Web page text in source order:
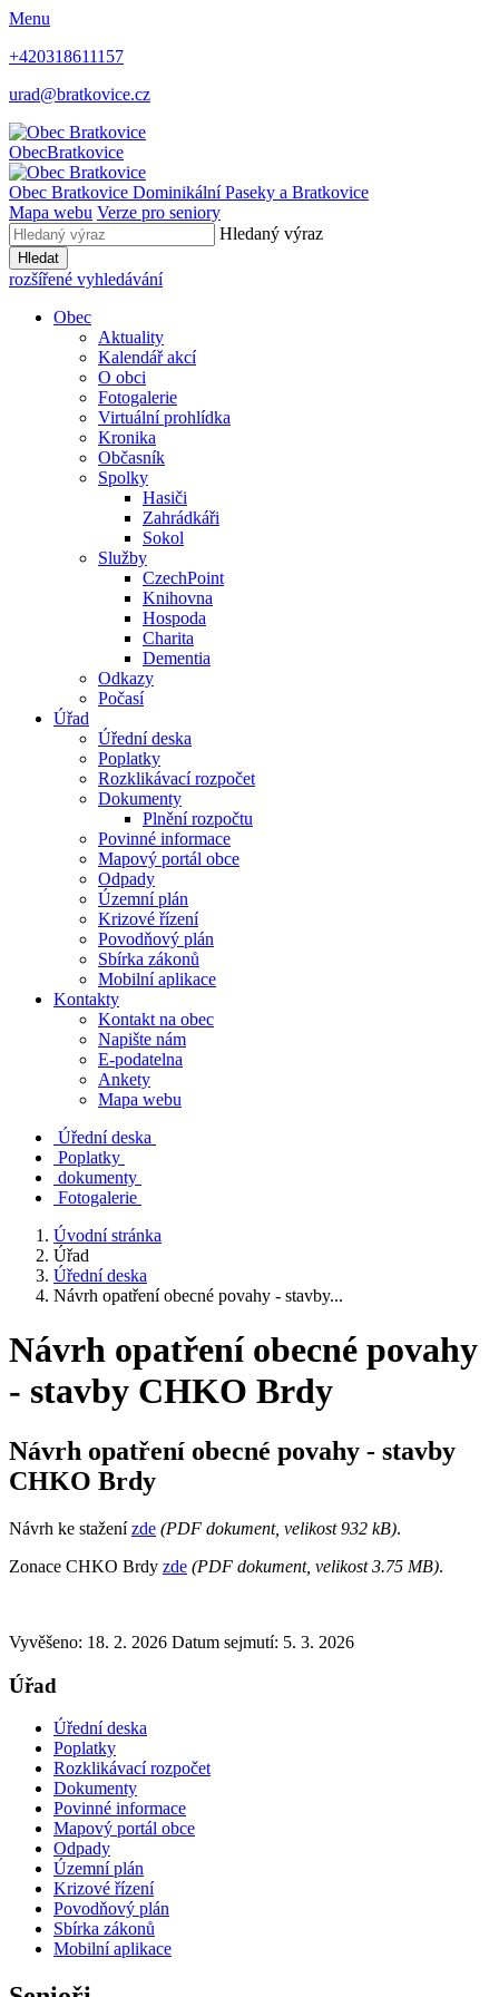
Menu
+420318611157
urad@bratkovice.cz
ObecBratkovice
Obec Bratkovice Dominikální Paseky a Bratkovice
Mapa webu Verze pro seniory
Hledaný výraz
Hledat
rozšířené vyhledávání
Obec
Aktuality
Kalendář akcí
O obci
Fotogalerie
Virtuální prohlídka
Kronika
Občasník
Spolky
Hasiči
Zahrádkáři
Sokol
Služby
CzechPoint
Knihovna
Hospoda
Charita
Dementia
Odkazy
Počasí
Úřad
Úřední deska
Poplatky
Rozklikávací rozpočet
Dokumenty
Plnění rozpočtu
Povinné informace
Mapový portál obce
Odpady
Územní plán
Krizové řízení
Povodňový plán
Sbírka zákonů
Mobilní aplikace
Kontakty
Kontakt na obec
Napište nám
E-podatelna
Ankety
Mapa webu
Úřední deska
Poplatky
dokumenty
Fotogalerie
Úvodní stránka
Úřad
Úřední deska
Návrh opatření obecné povahy - stavby...
Návrh opatření obecné povahy
- stavby CHKO Brdy
Návrh opatření obecné povahy - stavby
CHKO Brdy
Návrh ke staženízde (PDF dokument, velikost 932 kB).
Zonace CHKO Brdy zde (PDF dokument, velikost 3.75 MB).
Vyvěšeno: 18. 2. 2026 Datum sejmutí: 5. 3. 2026
Úřad
Úřední deska
Poplatky
Rozklikávací rozpočet
Dokumenty
Povinné informace
Mapový portál obce
Odpady
Územní plán
Krizové řízení
Povodňový plán
Sbírka zákonů
Mobilní aplikace